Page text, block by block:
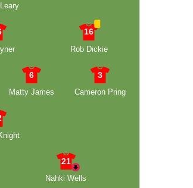
16
Rob Dickie
6
Matty James
3
Cameron Pring
21
Nahki Wells